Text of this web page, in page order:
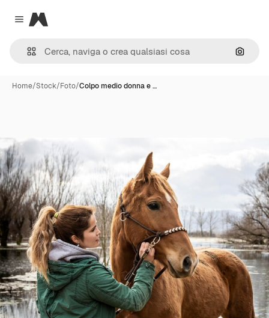
Close menu
Magnific
Cerca
Home/Stock/Foto/Colpo medio donna e …